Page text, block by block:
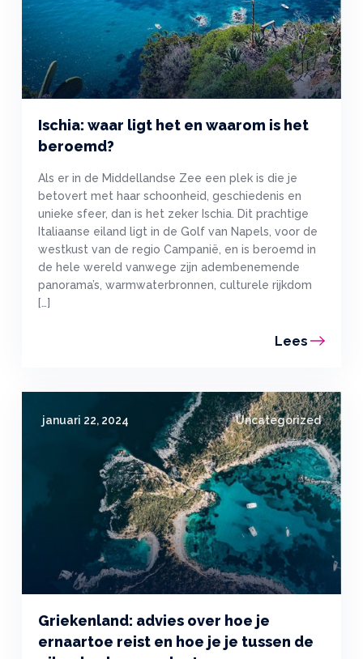
Ischia: waar ligt het en waarom is het
beroemd?
Als er in de Middellandse Zee een plek is die je
betovert met haar schoonheid, geschiedenis en
unieke sfeer, dan is het zeker Ischia. Dit prachtige
Italiaanse eiland ligt in de Golf van Napels, voor de
westkust van de regio Campanië, en is beroemd in
de hele wereld vanwege zijn adembenemende
panorama’s, warmwaterbronnen, culturele rijkdom
[…]
Lees
januari 22, 2024 Uncategorized
Griekenland: advies over hoe je
ernaartoe reist en hoe je je tussen de